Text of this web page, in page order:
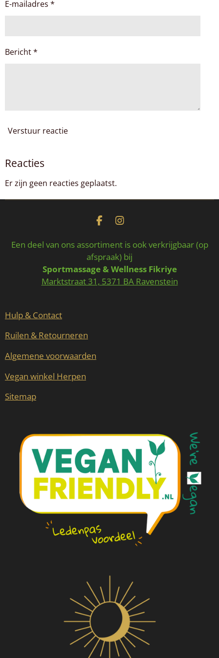
e
n
E-mailadres *
Bericht *
Verstuur reactie
Reacties
Er zijn geen reacties geplaatst.
F
c
b
o
o
k
I
s
t
a
g
r
a
Een deel van ons assortiment is ook verkrijgbaar (op
afspraak) bij
Sportmassage & Wellness Fikriye
Marktstraat 31, 5371 BA Ravenstein
Hulp & Contact
Ruilen & Retourneren
Algemene voorwaarden
Vegan winkel Herpen
Sitemap